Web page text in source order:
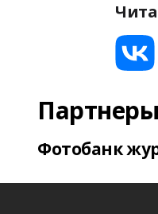
Партнеры
Фотобанк